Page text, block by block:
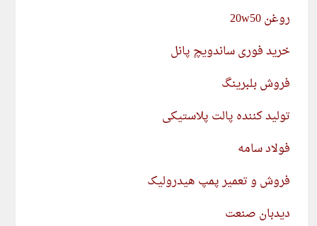
روغن 20w50
خرید فوری ساندویچ پانل
فروش بلبرینگ
تولید کننده پالت پلاستیکی
فولاد سامه
فروش و تعمیر پمپ هیدرولیک
دیدبان صنعت